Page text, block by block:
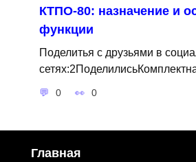
КТПО-80: назначение и
функции
Поделитья с друзьями в
0 0
Главная